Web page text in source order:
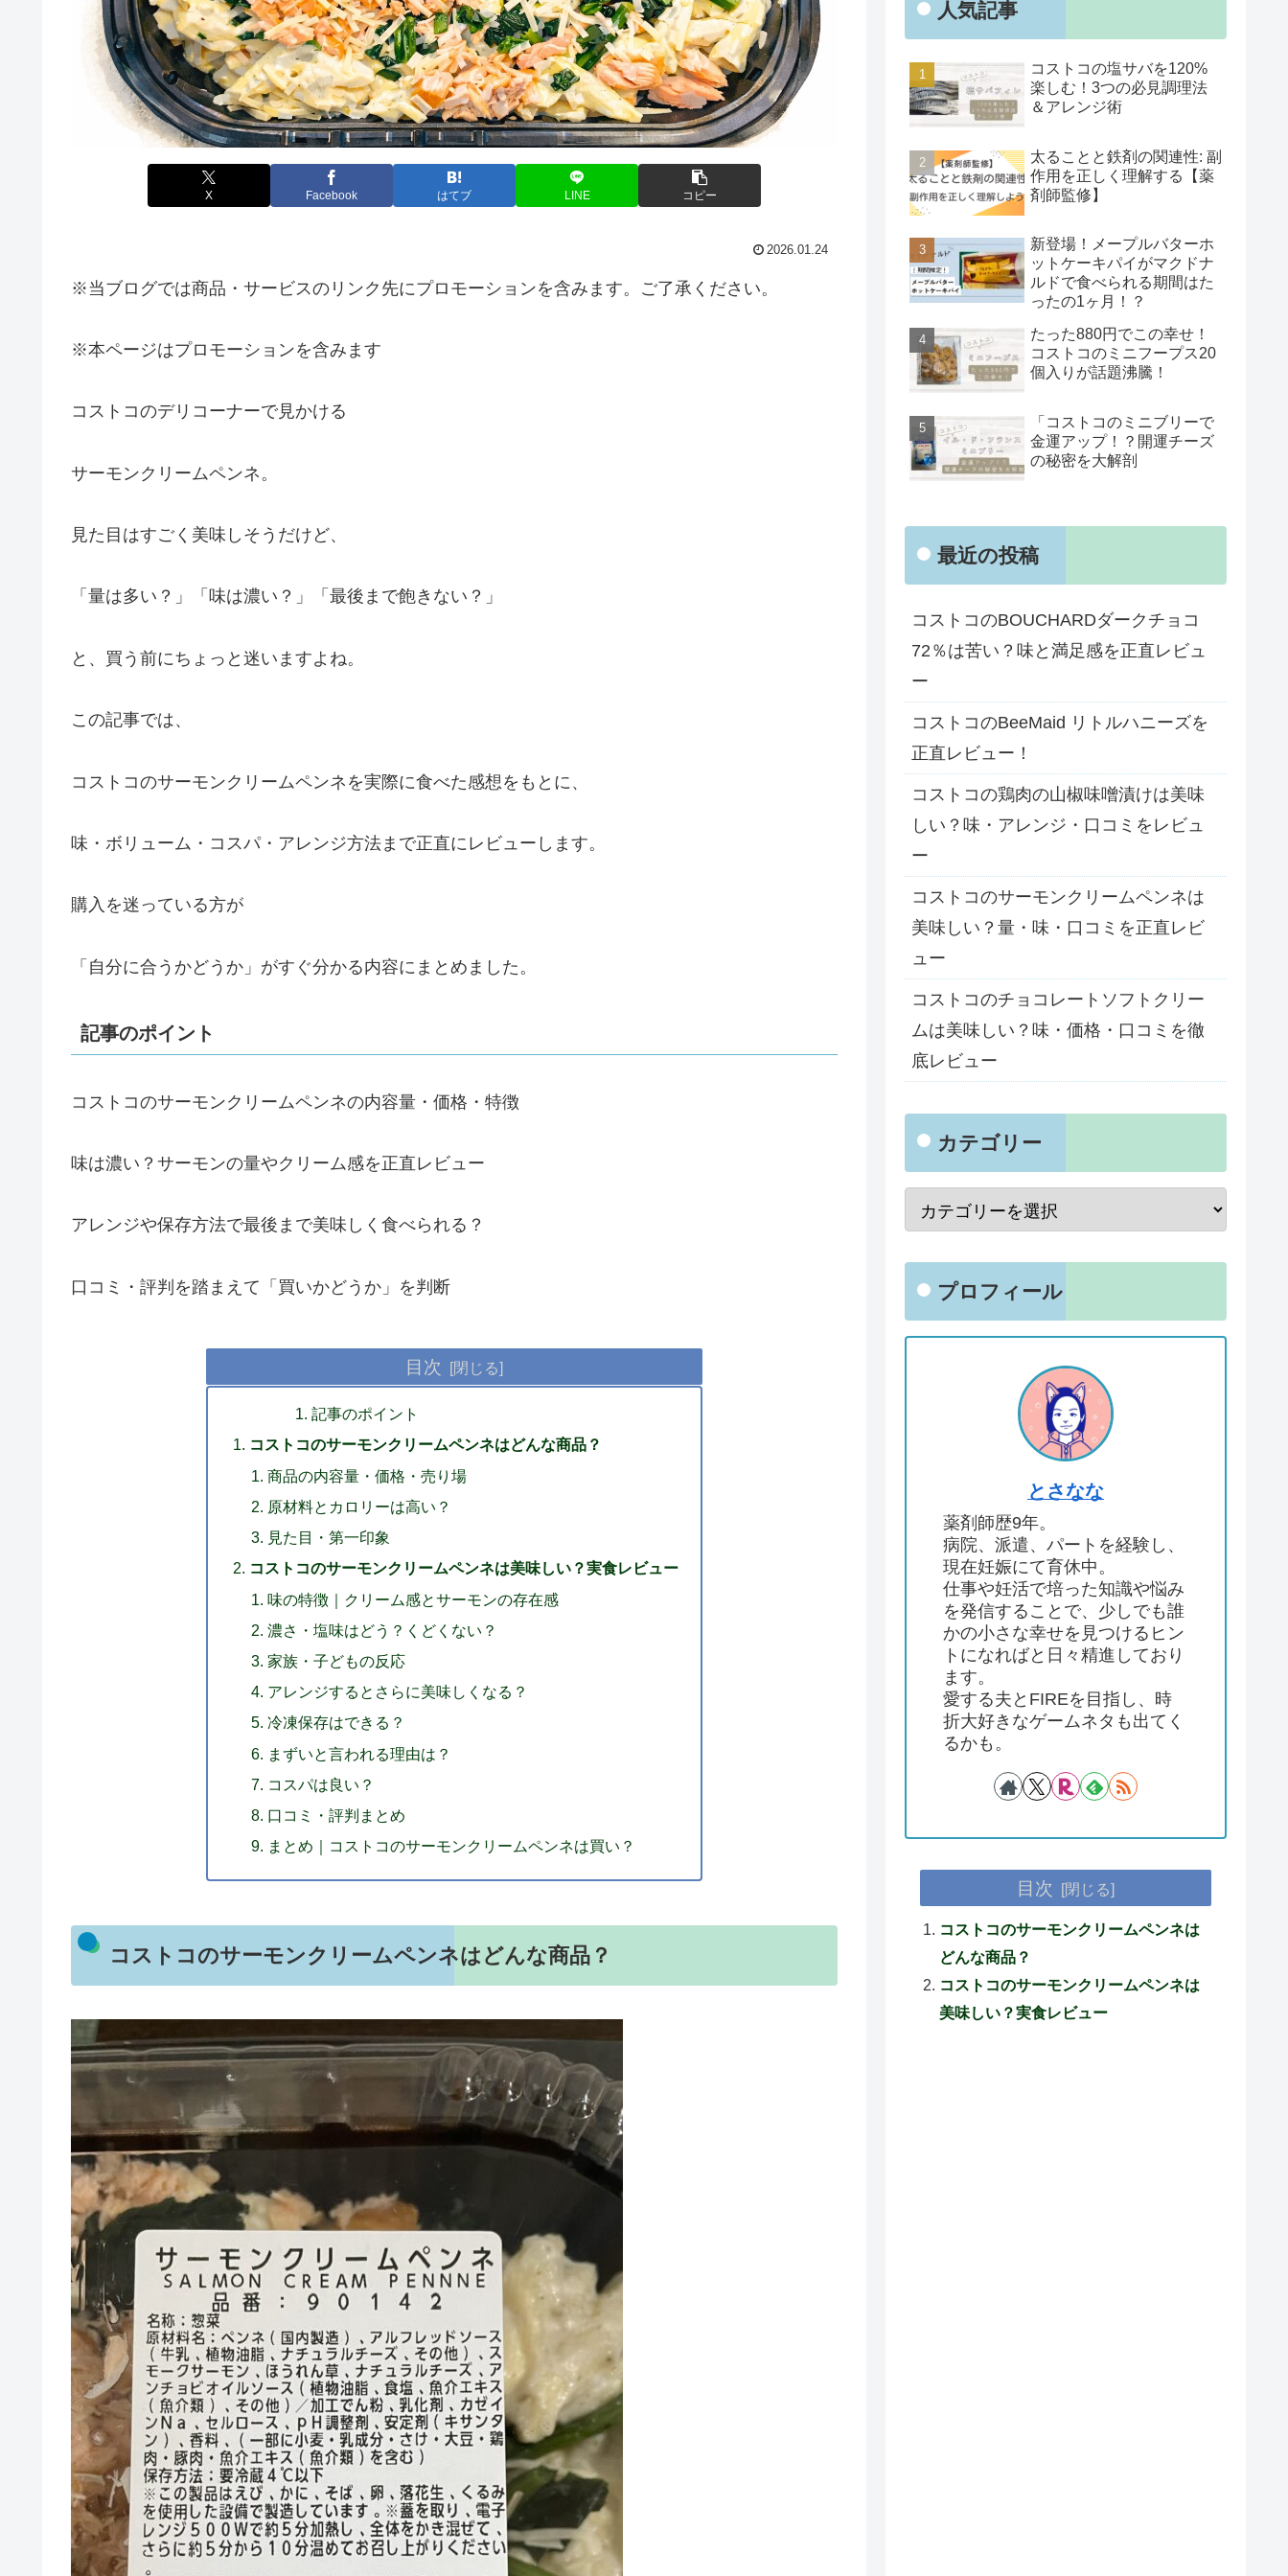
X Facebook はてブ LINE コピー
2026.01.24
※当ブログでは商品・サービスのリンク先にプロモーションを含みます。ご了承ください。
※本ページはプロモーションを含みます
コストコのデリコーナーで見かける
サーモンクリームペンネ。
見た目はすごく美味しそうだけど、
「量は多い？」「味は濃い？」「最後まで飽きない？」
と、買う前にちょっと迷いますよね。
この記事では、
コストコのサーモンクリームペンネを実際に食べた感想をもとに、
味・ボリューム・コスパ・アレンジ方法まで正直にレビューします。
購入を迷っている方が
「自分に合うかどうか」がすぐ分かる内容にまとめました。
記事のポイント
コストコのサーモンクリームペンネの内容量・価格・特徴
味は濃い？サーモンの量やクリーム感を正直レビュー
アレンジや保存方法で最後まで美味しく食べられる？
口コミ・評判を踏まえて「買いかどうか」を判断
目次
記事のポイント
コストコのサーモンクリームペンネはどんな商品？
商品の内容量・価格・売り場
原材料とカロリーは高い？
見た目・第一印象
コストコのサーモンクリームペンネは美味しい？実食レビュー
味の特徴｜クリーム感とサーモンの存在感
濃さ・塩味はどう？くどくない？
家族・子どもの反応
アレンジするとさらに美味しくなる？
冷凍保存はできる？
まずいと言われる理由は？
コスパは良い？
口コミ・評判まとめ
まとめ｜コストコのサーモンクリームペンネは買い？
コストコのサーモンクリームペンネはどんな商品？
人気記事
コストコの塩サバを120%
楽しむ！3つの必見調理法
＆アレンジ術
太ることと鉄剤の関連性: 副
作用を正しく理解する【薬
剤師監修】
新登場！メープルバターホ
ットケーキパイがマクドナ
ルドで食べられる期間はた
ったの1ヶ月！？
たった880円でこの幸せ！
コストコのミニフープス20
個入りが話題沸騰！
「コストコのミニブリーで
金運アップ！？開運チーズ
の秘密を大解剖
最近の投稿
コストコのBOUCHARDダークチョコ
72％は苦い？味と満足感を正直レビュ
ー
コストコのBeeMaid リトルハニーズを
正直レビュー！
コストコの鶏肉の山椒味噌漬けは美味
しい？味・アレンジ・口コミをレビュ
ー
コストコのサーモンクリームペンネは
美味しい？量・味・口コミを正直レビ
ュー
コストコのチョコレートソフトクリー
ムは美味しい？味・価格・口コミを徹
底レビュー
カテゴリー
プロフィール
とさなな
薬剤師歴9年。
病院、派遣、パートを経験し、
現在妊娠にて育休中。
仕事や妊活で培った知識や悩み
を発信することで、少しでも誰
かの小さな幸せを見つけるヒン
トになればと日々精進しており
ます。
愛する夫とFIREを目指し、時
折大好きなゲームネタも出てく
るかも。
目次
コストコのサーモンクリームペンネは
どんな商品？
コストコのサーモンクリームペンネは
美味しい？実食レビュー